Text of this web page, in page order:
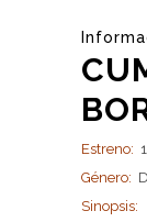
Estreno:
Género:
Sinopsis: